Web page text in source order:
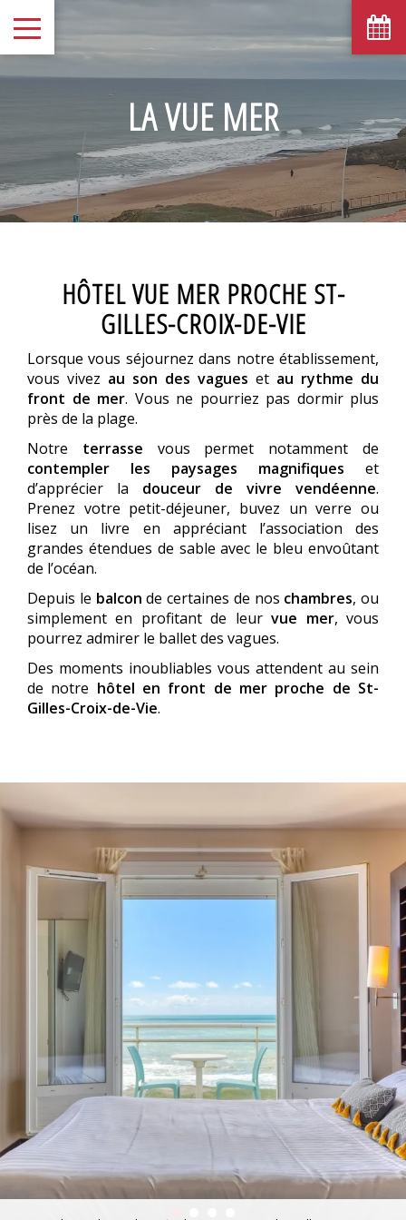
LA VUE MER
HÔTEL VUE MER PROCHE ST-
GILLES-CROIX-DE-VIE
Lorsque vous séjournez dans notre établissement,
vous vivez au son des vagues et au rythme du
front de mer. Vous ne pourriez pas dormir plus
près de la plage.
Notre terrasse vous permet notamment de
contempler les paysages magnifiques et
d’apprécier la douceur de vivre vendéenne.
Prenez votre petit-déjeuner, buvez un verre ou
lisez un livre en appréciant l’association des
grandes étendues de sable avec le bleu envoûtant
de l’océan.
Depuis le balconde certaines de nos chambres, ou
simplement en profitant de leurvue mer, vous
pourrez admirer le ballet des vagues.
Des moments inoubliables vous attendent au sein
de notre hôtel en front de mer proche de St-
Gilles-Croix-de-Vie.